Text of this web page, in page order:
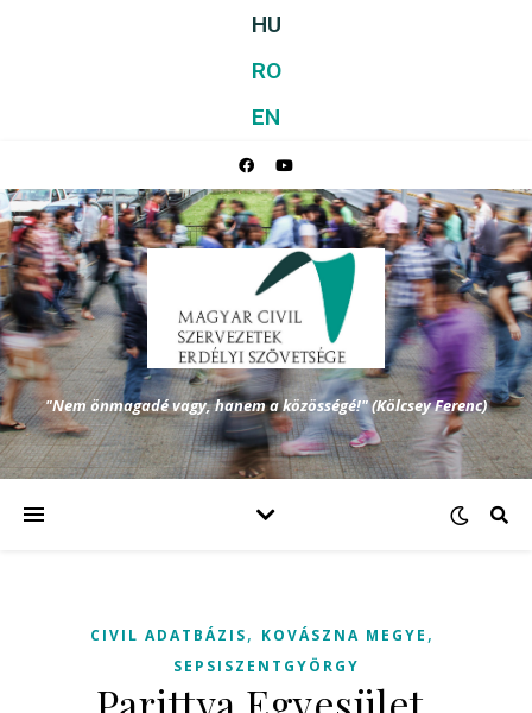
HU
RO
EN
"Nem önmagadé vagy, hanem a közösségé!" (Kölcsey Ferenc)
CIVIL ADATBÁZIS, KOVÁSZNA MEGYE ,
SEPSISZENTGYÖRGY